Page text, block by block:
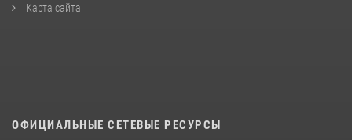
Карта сайта
ОФИЦИАЛЬНЫЕ СЕТЕВЫЕ РЕСУРСЫ